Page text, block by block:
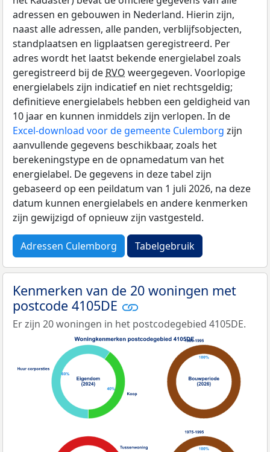
adressen en gebouwen in Nederland. Hierin zijn,
naast alle adressen, alle panden, verblijfsobjecten,
standplaatsen en ligplaatsen geregistreerd. Per
adres wordt het laatst bekende energielabel zoals
geregistreerd bij de RVO weergegeven. Voorlopige
energielabels zijn indicatief en niet rechtsgeldig;
definitieve energielabels hebben een geldigheid van
10 jaar en kunnen inmiddels zijn verlopen. In de
Excel-download voor de gemeente Culemborg zijn
aanvullende gegevens beschikbaar, zoals het
berekeningstype en de opnamedatum van het
energielabel. De gegevens in deze tabel zijn
gebaseerd op een peildatum van 1 juli 2026, na deze
datum kunnen energielabels en andere kenmerken
zijn gewijzigd of opnieuw zijn vastgesteld.
Adressen Culemborg Tabelgebruik
Kenmerken van de 20 woningen met
postcode 4105DE
Er zijn 20 woningen in het postcodegebied 4105DE.